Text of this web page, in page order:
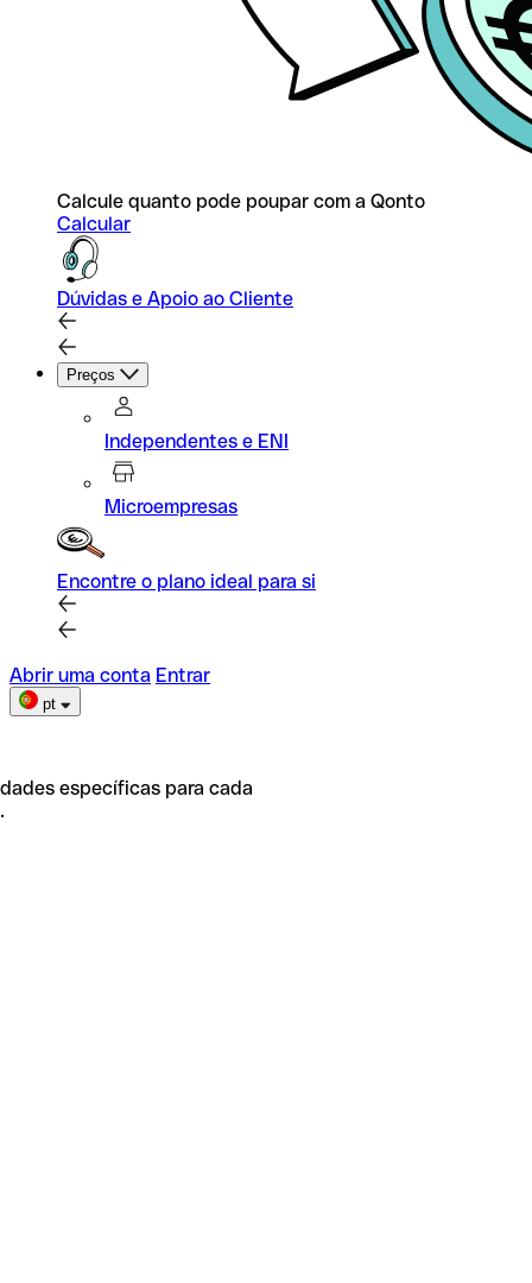
Calcule quanto pode poupar com a Qonto
Calcular
Dúvidas e Apoio ao Cliente
Preços
Independentes e ENI
Microempresas
Encontre o plano ideal para si
Abrir uma conta Entrar
pt
específicas para cada